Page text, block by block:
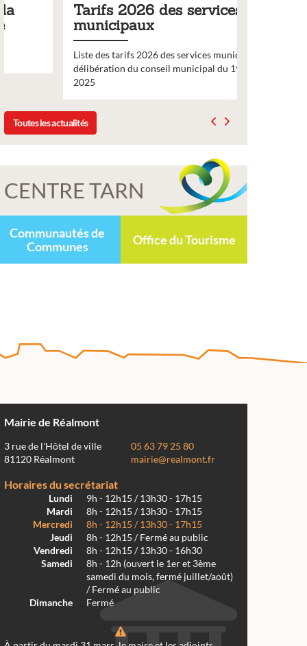
Tarifs 2026 des services
municipaux
Liste des tarifs 2026 des services municipaux,
délibération du conseil municipal du 19 décembre
Toutes les actualités
CENTRE TARN
Communautés de
Communes
Office du Tourisme
Mairie de Réalmont
3 rue de l'Hôtel de ville
81120 Réalmont
05 63 79 25 80
mairie@realmont.fr
Horaires du secrétariat
Lundi
9h - 12h15 / 13h30 - 17h15
Mardi
8h - 12h15 / 13h30 - 17h15
Mercredi
8h - 12h15 / 13h30 - 17h15
Jeudi
8h - 12h15 / Fermé au public
Vendredi
8h - 12h15 / 13h30 - 16h30
Samedi
8h - 12h (ouvert le 1er et 3ème
samedi du mois, fermé juillet/août)
/ Fermé au public
Dimanche
Fermé